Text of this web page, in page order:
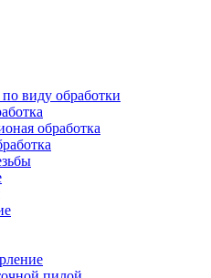
виду обработки
обработка